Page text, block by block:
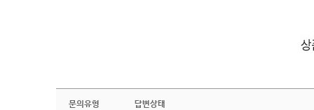
문의유형 답변상태